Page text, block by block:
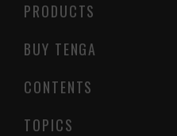
PRODUCTS
BUY TENGA
CONTENTS
TOPICS